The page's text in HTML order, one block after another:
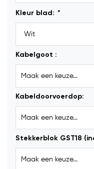
Kleur blad: *
Kabelgoot :
Kabeldoorvoerdop:
Stekkerblok GST18